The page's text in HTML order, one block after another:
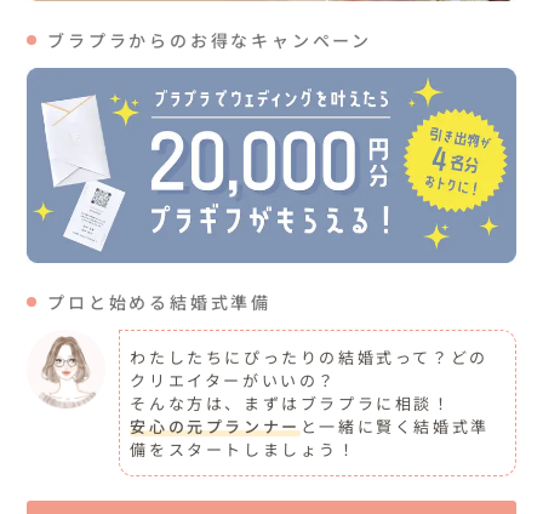
ブラプラからのお得なキャンペーン
プロと始める結婚式準備
わたしたちにぴったりの結婚式って？どの
クリエイターがいいの？
そんな方は、まずはブラプラに相談！
安心の元プランナーと一緒に賢く結婚式準
備をスタートしましょう！